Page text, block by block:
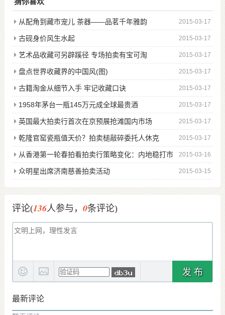
2015-03-17
从配角到藏市宠儿 茶器——品茗千年雅韵
2015-03-17
古砚身价风生水起
2015-03-17
艺术品收藏可另辟蹊径 专场拍卖有宝可淘
2015-03-17
盘点世界收藏界的中国风(图)
2015-03-17
古籍淘金从细节入手 牢记收藏口诀
2015-03-17
1958年茅台一瓶145万元成全球最贵酒
2015-03-17
英国最大拍卖行首次在京预展抢滩国内市场
2015-03-17
乾隆官窑瓷瓶值天价？拍卖槌敲碎委托人休克
2015-03-16
从香港第一轮春拍看拍卖行策略变化：内地稳打市
场香港扩大影响
2015-03-15
众明星出席济南慈善拍卖活动
评论(136人参与， 0条评论)
发 布
最新评论